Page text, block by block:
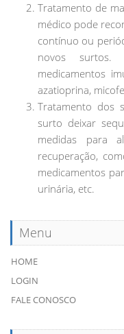
Tratamento de
médico pode
contínuo ou
novos
medicamentos
azatioprina,
Tratamento dos
surto deixar
medidas para
recuperação,
medicamentos
urinária, etc.
Menu
HOME
LOGIN
FALE CONOSCO